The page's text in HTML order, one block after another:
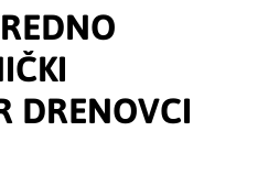
DRENOVCI